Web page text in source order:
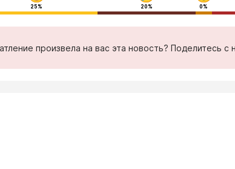
25% 20% 0%
произвела на вас эта новость? Поделитесь с